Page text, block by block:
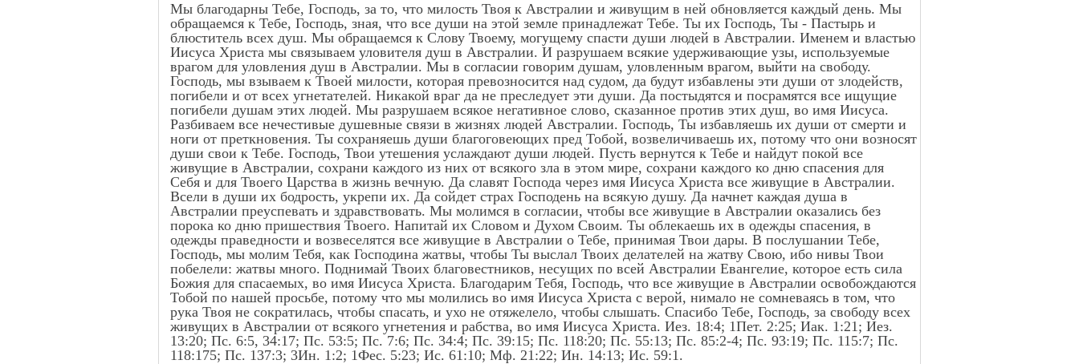
Мы благодарны Тебе, Господь, за то, что милость Твоя к Австралии и живущим в ней обновляется каждый день. Мы
обращаемся к Тебе, Господь, зная, что все души на этой земле принадлежат Тебе. Ты их Господь, Ты - Пастырь и
блюститель всех душ. Мы обращаемся к Слову Твоему, могущему спасти души людей в Австралии. Именем и властью
Иисуса Христа мы связываем уловителя душ в Австралии. И разрушаем всякие удерживающие узы, используемые
врагом для уловления душ в Австралии. Мы в согласии говорим душам, уловленным врагом, выйти на свободу.
Господь, мы взываем к Твоей милости, которая превозносится над судом, да будут избавлены эти души от злодейств,
погибели и от всех угнетателей. Никакой враг да не преследует эти души. Да постыдятся и посрамятся все ищущие
погибели душам этих людей. Мы разрушаем всякое негативное слово, сказанное против этих душ, во имя Иисуса.
Разбиваем все нечестивые душевные связи в жизнях людей Австралии. Господь, Ты избавляешь их души от смерти и
ноги от преткновения. Ты сохраняешь души благоговеющих пред Тобой, возвеличиваешь их, потому что они возносят
души свои к Тебе. Господь, Твои утешения услаждают души людей. Пусть вернутся к Тебе и найдут покой все
живущие в Австралии, сохрани каждого из них от всякого зла в этом мире, сохрани каждого ко дню спасения для
Себя и для Твоего Царства в жизнь вечную. Да славят Господа через имя Иисуса Христа все живущие в Австралии.
Всели в души их бодрость, укрепи их. Да сойдет страх Господень на всякую душу. Да начнет каждая душа в
Австралии преуспевать и здравствовать. Мы молимся в согласии, чтобы все живущие в Австралии оказались без
порока ко дню пришествия Твоего. Напитай их Словом и Духом Своим. Ты облекаешь их в одежды спасения, в
одежды праведности и возвеселятся все живущие в Австралии о Тебе, принимая Твои дары. В послушании Тебе,
Господь, мы молим Тебя, как Господина жатвы, чтобы Ты выслал Твоих делателей на жатву Свою, ибо нивы Твои
побелели: жатвы много. Поднимай Твоих благовестников, несущих по всей Австралии Евангелие, которое есть сила
Божия для спасаемых, во имя Иисуса Христа. Благодарим Тебя, Господь, что все живущие в Австралии освобождаются
Тобой по нашей просьбе, потому что мы молились во имя Иисуса Христа с верой, нимало не сомневаясь в том, что
рука Твоя не сократилась, чтобы спасать, и ухо не отяжелело, чтобы слышать. Спасибо Тебе, Господь, за свободу всех
живущих в Австралии от всякого угнетения и рабства, во имя Иисуса Христа. Иез. 18:4; 1Пет. 2:25; Иак. 1:21; Иез.
13:20; Пс. 6:5, 34:17; Пс. 53:5; Пс. 7:6; Пс. 34:4; Пс. 39:15; Пс. 118:20; Пс. 55:13; Пс. 85:2-4; Пс. 93:19; Пс. 115:7; Пс.
118:175; Пс. 137:3; 3Ин. 1:2; 1Фес. 5:23; Ис. 61:10; Мф. 21:22; Ин. 14:13; Ис. 59:1.